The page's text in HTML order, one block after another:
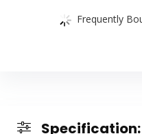
Frequently
Specification: